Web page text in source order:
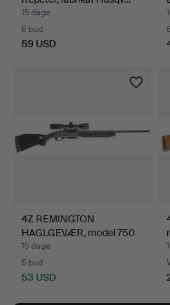
15 dage
6 bud
59 USD
47. REMINGTON
HAGLGEVÆR, model 750
Woodmaster,…
15 dage
5 bud
53 USD